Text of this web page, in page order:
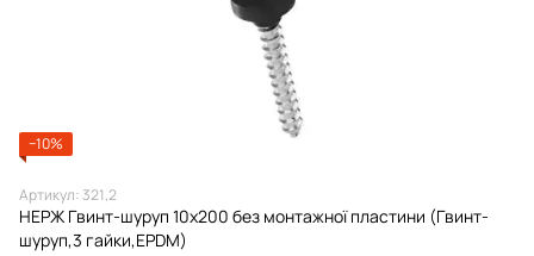
−10%
Артикул: 321,2
НЕРЖ Гвинт-шуруп 10х200 без монтажної пластини (Гвинт-
шуруп,3 гайки,EPDM)